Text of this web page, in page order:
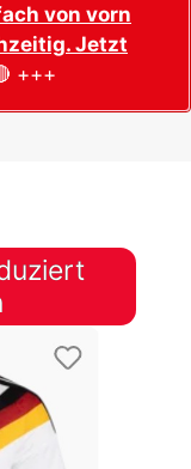
von vorn
Jetzt
+++